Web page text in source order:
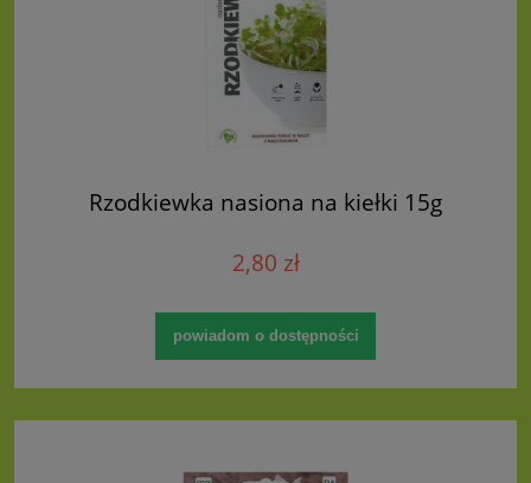
Rzodkiewka nasiona na kiełki 15g
2,80 zł
powiadom o dostępności